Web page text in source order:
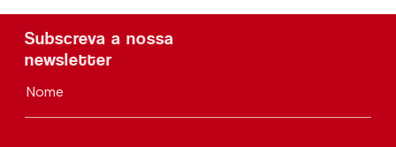
Subscreva a nossa
newsletter
Nome